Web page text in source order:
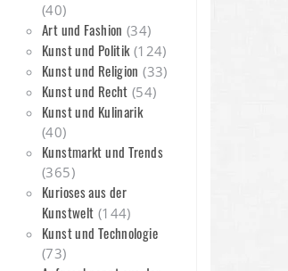
(40)
Art und Fashion (34)
Kunst und Politik(124)
Kunst und Religion (33)
Kunst und Recht (54)
Kunst und Kulinarik
(40)
Kunstmarkt und Trends
(365)
Kurioses aus der
Kunstwelt (144)
Kunst und Technologie
(73)